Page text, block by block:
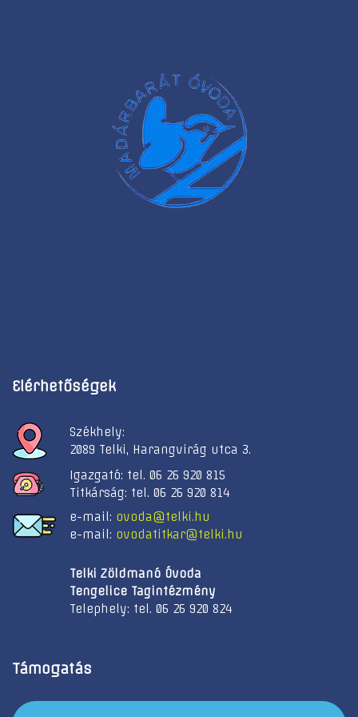
Elérhetőségek
Székhely:
2089 Telki, Harangvirág utca 3.
Igazgató: tel. 06 26 920 815
Titkárság: tel. 06 26 920 814
e-mail: ovoda@telki.hu
e-mail: ovodatitkar@telki.hu
Telki Zöldmanó Óvoda
Tengelice Tagintézmény
Telephely: tel. 06 26 920 824
Támogatás